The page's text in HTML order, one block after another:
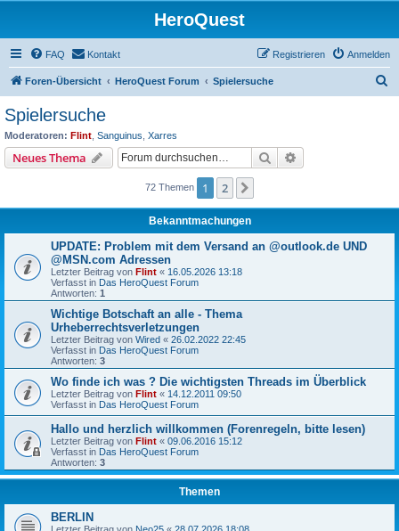
HeroQuest
FAQ Kontakt Anmelden
Registrieren
Foren-Übersicht HeroQuest Forum Spielersuche
Spielersuche
Moderatoren: Flint Sanguinus Xarres
Neues Thema Suche
72 Themen 1 2
Bekanntmachungen
UPDATE: Problem mit dem Versand an @outlook.de UND
@MSN.com Adressen
Letzter Beitrag von Flint « 16.05.2026 13:18
Verfasst in Das HeroQuest Forum
Antworten: 1
Wichtige Botschaft an alle - Thema
Urheberrechtsverletzungen
Letzter Beitrag von Wired « 26.02.2022 22:45
Verfasst in Das HeroQuest Forum
Antworten: 3
Wo finde ich was ? Die wichtigsten Threads im Überblick
Letzter Beitrag von Flint « 14.12.2011 09:50
Verfasst in Das HeroQuest Forum
Hallo und herzlich willkommen (Forenregeln, bitte lesen)
Letzter Beitrag von Flint « 09.06.2016 15:12
Verfasst in Das HeroQuest Forum
Antworten: 3
Themen
BERLIN
Letzter Beitrag von Neo25 « 28.07.2026 18:08